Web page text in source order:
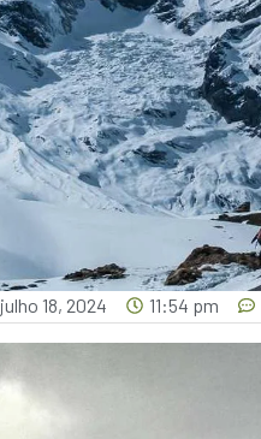
julho 18, 2024 11:54 pm